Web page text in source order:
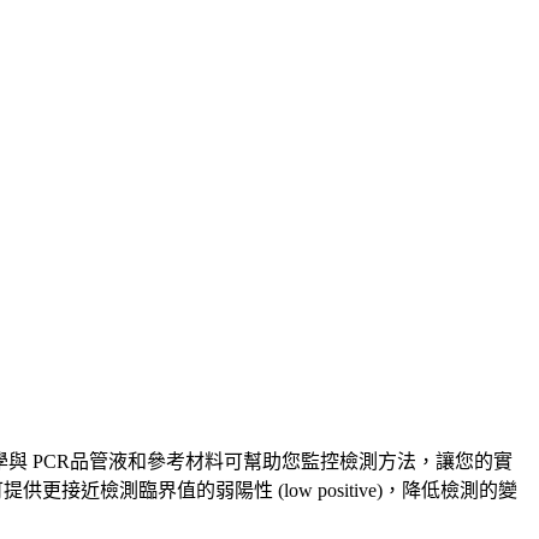
PCR品管液和參考材料可幫助您監控檢測方法，讓您的實
供更接近檢測臨界值的弱陽性 (low positive)，降低檢測的變